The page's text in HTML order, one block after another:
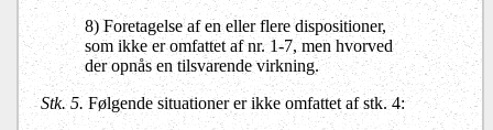
8) Foretagelse af en eller flere dispositioner,
som ikke er omfattet af nr. 1-7, men hvorved
der opnås en tilsvarende virkning.
Stk. 5. Følgende situationer er ikke omfattet af stk. 4: